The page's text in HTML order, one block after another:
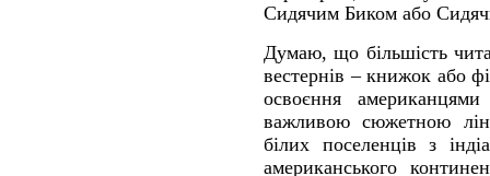
Сидячим Биком або
Думаю, що більшість
вестернів – книжок або
освоєння
важливою сюжетною
білих поселенців з
американського